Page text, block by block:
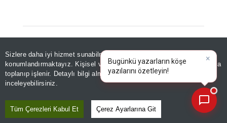
Sizlere daha iyi hizmet sunabilmek adına sitemizde
konumlandırmaktayız. Kişisel verileriniz, KVKK ve GDPR kapsamında
toplanıp işlenir. Detaylı bilgi almak içinAydınlatma Metnimizi
inceleyebilirsiniz.
Tüm Çerezleri Kabul Et Çerez Ayarlarına Git
ÖNE ÇIKANLAR
Bugünkü yaza